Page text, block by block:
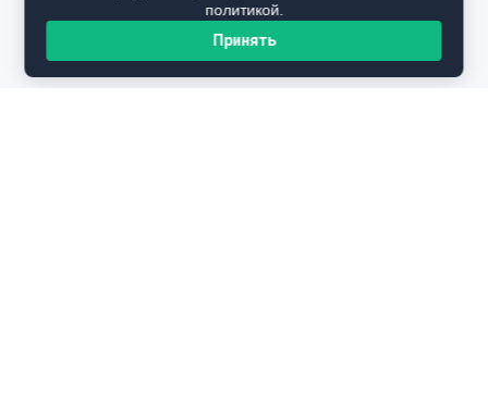
политикой.
Принять